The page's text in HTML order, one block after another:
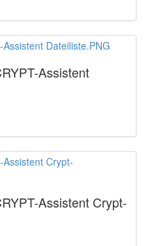
Assistent
Assistent Crypt-